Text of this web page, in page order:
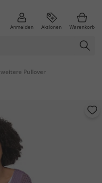
Anmelden Aktionen Warenkorb
weitere Pullover